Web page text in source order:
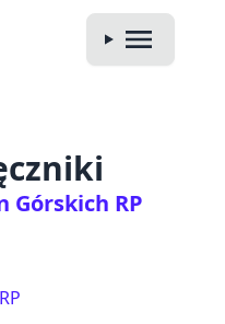
Górskich RP